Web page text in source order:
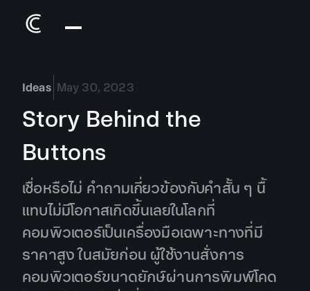
Ideas May 30, 2023
Story Behind the
Buttons
เชื่อหรือไม่ คำถามเกี่ยวข้องกับคำสั้น ๆ นื้
แทบไม่มีโอกาสเกิดขึ้นเลยในโลกที่
คอมพิวเตอร์เป็นเครื่องมือเฉพาะทางที่มี
ราคาสูง ในสมัยก่อน ผู้ใช้งานสั่งการ
คอมพิวเตอร์ขนาดยักษ์ผ่านการพิมพ์โคด